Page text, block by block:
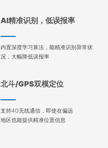
AI精准识别，低误报率
内置深度学习算法，能精准识别异常状
况，大幅降低误报率
北斗/GPS双模定位
支持4G无线通信，即使在偏远
地区也能提供精准位置信息